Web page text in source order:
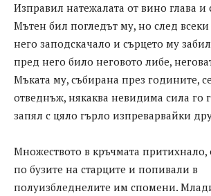
Изправил натежалата от вино глава и
Мътен бил погледът му, но след
него заподскачало и сърцето му
пред него било неговото либе,
Мъката му, събирана през годините,
отведнъж, някаква невидима сила го
запял с цяло гърло изпреварвайки
Множеството в кръчмата притихнало,
по бузите на старците и попивали в
полуизбледнелите им спомени.